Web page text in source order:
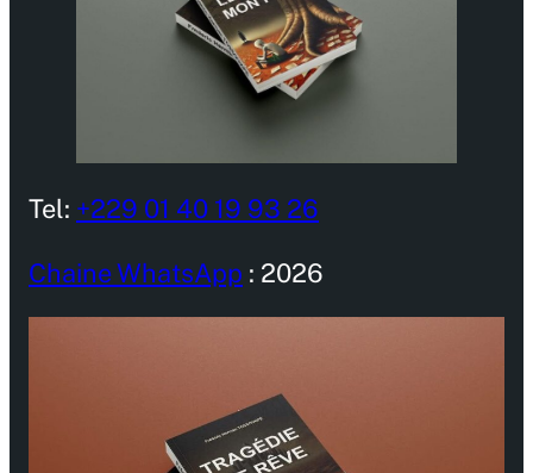
Tel: +229 01 40 19 93 26
Chaine WhatsApp : 2026